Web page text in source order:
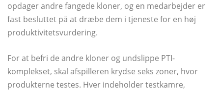
opdager andre fangede kloner, og en medarbejder er
fast besluttet på at dræbe dem i tjeneste for en høj
produktivitetsvurdering.
For at befri de andre kloner og undslippe PTI-
komplekset, skal afspilleren krydse seks zoner, hvor
produkterne testes. Hver indeholder testkamre,